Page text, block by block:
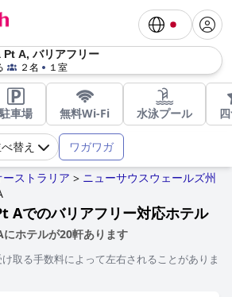
A, バリアフリー
２名 １室
駐車場 無料Wi-Fi 水泳プール
替え ワガワガ
ーストラリア > ニューサウスウェールズ州
Aでのバリアフリー対応ホテル
ホテルが20軒あります
取る手数料によって左右されることがありま